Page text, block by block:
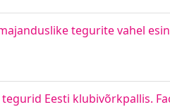
tegurite vahel
Eesti klubivõrkpallis.